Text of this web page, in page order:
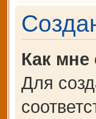
Как мне
Для